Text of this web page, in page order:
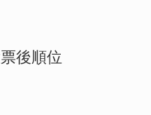
後順位